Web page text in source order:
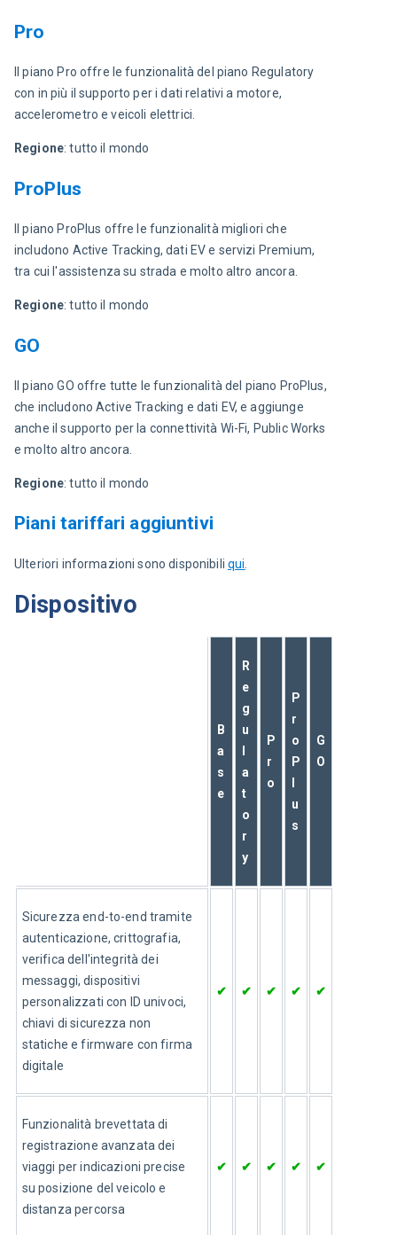
Pro
Il piano Pro offre le funzionalità del piano Regulatory
con in più il supporto per i dati relativi a motore,
accelerometro e veicoli elettrici.
Regione: tutto il mondo
ProPlus
Il piano ProPlus offre le funzionalità migliori che
includono Active Tracking, dati EV e servizi Premium,
tra cui l'assistenza su strada e molto altro ancora.
Regione: tutto il mondo
GO
Il piano GO offre tutte le funzionalità del piano ProPlus,
che includono Active Tracking e dati EV, e aggiunge
anche il supporto per la connettività Wi-Fi, Public Works
e molto altro ancora.
Regione: tutto il mondo
Piani tariffari aggiuntivi
Ulteriori informazioni sono disponibili qui
Dispositivo
B
a
s
e
R
e
g
u
a
t
o
r
y
P
r
o
P
r
o
P
u
s
G
O
Sicurezza end-to-end tramite
autenticazione, crittografia,
verifica dell'integrità dei
messaggi, dispositivi
personalizzati con ID univoci,
chiavi di sicurezza non
statiche e firmware con firma
digitale
✔ ✔ ✔ ✔ ✔
Funzionalità brevettata di
registrazione avanzata dei
viaggi per indicazioni precise
su posizione del veicolo e
distanza percorsa
✔ ✔ ✔ ✔ ✔